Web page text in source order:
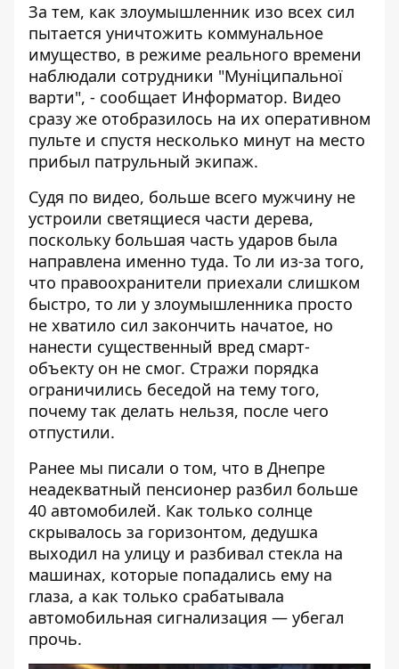
За тем, как злоумышленник изо всех сил
пытается уничтожить коммунальное
имущество, в режиме реального времени
наблюдали сотрудники "Муніципальної
варти", - сообщает Информатор. Видео
сразу же отобразилось на их оперативном
пульте и спустя несколько минут на место
прибыл патрульный экипаж.
Судя по видео, больше всего мужчину не
устроили светящиеся части дерева,
поскольку большая часть ударов была
направлена именно туда. То ли из-за того,
что правоохранители приехали слишком
быстро, то ли у злоумышленника просто
не хватило сил закончить начатое, но
нанести существенный вред смарт-
объекту он не смог. Стражи порядка
ограничились беседой на тему того,
почему так делать нельзя, после чего
отпустили.
Ранее мы писали о том, что в Днепре
неадекватный пенсионер разбил больше
40 автомобилей. Как только солнце
скрывалось за горизонтом, дедушка
выходил на улицу и разбивал стекла на
машинах, которые попадались ему на
глаза, а как только срабатывала
автомобильная сигнализация — убегал
прочь.